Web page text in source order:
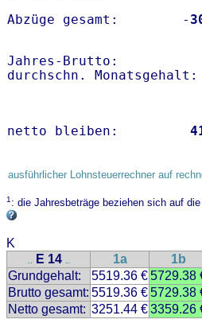
Abzüge gesamt:        -
Jahres-
netto bleiben:
ausführlicher Lohnsteuerrechner auf
1: die Jahresbeträge beziehen sich auf
K
.. E 14 .. 1a 1b
Grundgehalt:
5519.36 €5729.38
Brutto gesamt: 5519.36 €5729.38
Netto gesamt: 3251.44 €3359.26